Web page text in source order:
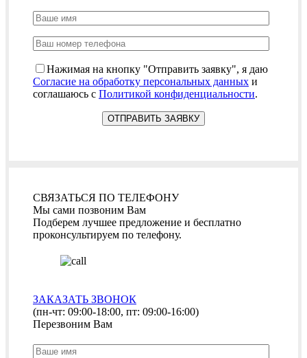
Нажимая на кнопку "Отправить заявку", я даю
Согласие на обработку персональных данных и
соглашаюсь с Политикой конфиденциальности.
СВЯЗАТЬСЯ ПО ТЕЛЕФОНУ
Мы сами позвоним Вам
Подберем лучшее предложение и бесплатно
проконсультируем по телефону.
ЗАКАЗАТЬ ЗВОНОК
(пн-чт: 09:00-18:00, пт: 09:00-16:00)
Перезвоним Вам